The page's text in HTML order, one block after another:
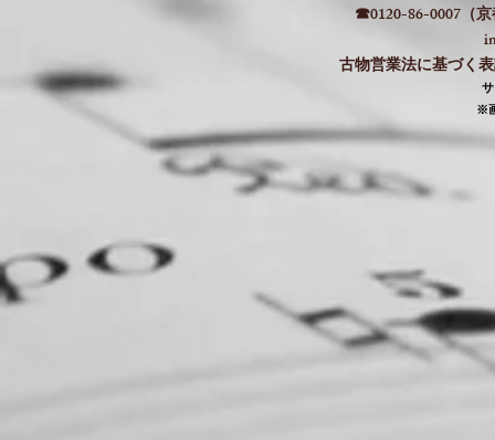
☎0120-86-0007（
古物営業法に基づく
​​※